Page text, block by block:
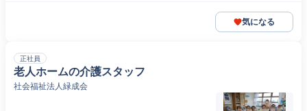
気になる
正社員
老人ホームの介護スタッフ
社会福祉法人緑成会